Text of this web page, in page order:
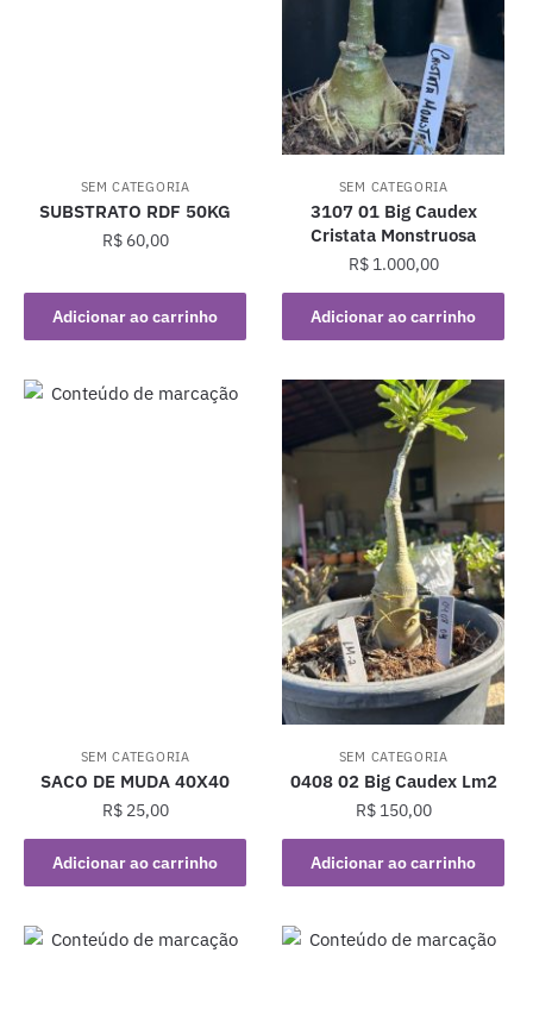
SEM CATEGORIA
SUBSTRATO RDF 50KG
R$60,00
Adicionar ao carrinho
SEM CATEGORIA
3107 01 Big Caudex
Cristata Monstruosa
R$1.000,00
Adicionar ao carrinho
SEM CATEGORIA
SACO DE MUDA 40X40
R$25,00
Adicionar ao carrinho
SEM CATEGORIA
0408 02 Big Caudex Lm2
R$150,00
Adicionar ao carrinho